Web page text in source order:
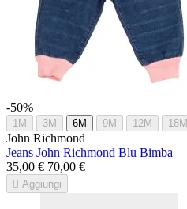
-50%
1M 3M 6M 9M 12M 18M
John Richmond
Jeans John Richmond Blu Bimba
35,00 € 70,00 €
 Aggiungi